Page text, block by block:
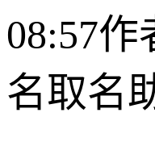
08:57作
名取名